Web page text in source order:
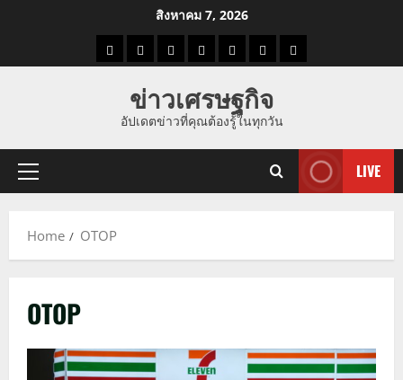
สิงหาคม 7, 2026
ราคาแนว
ราคา
ทอง
ข่าว
นี้
ข่าว
ดูด
ที่
ผู้ชาย
ข่าวเศรษฐกิจ
อัปเดตข่าวที่คุณต้องรู้ในทุกวัน
Primary
LIVE
Home OTOP
OTOP